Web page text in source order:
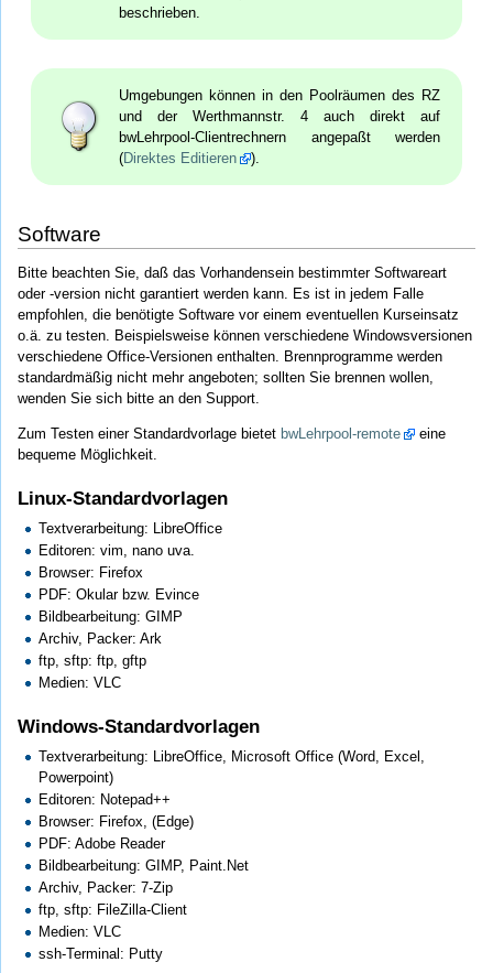
beschrieben.
Umgebungen können in den Poolräumen des RZ
und der Werthmannstr. 4 auch direkt auf
bwLehrpool-Clientrechnern angepaßt werden
(Direktes Editieren ).
Software
Bitte beachten Sie, daß das Vorhandensein bestimmter Softwareart
oder -version nicht garantiert werden kann. Es ist in jedem Falle
empfohlen, die benötigte Software vor einem eventuellen Kurseinsatz
o.ä. zu testen. Beispielsweise können verschiedene Windowsversionen
verschiedene Office-Versionen enthalten. Brennprogramme werden
standardmäßig nicht mehr angeboten; sollten Sie brennen wollen,
wenden Sie sich bitte an den Support.
Zum Testen einer Standardvorlage bietet bwLehrpool-remote
eine
bequeme Möglichkeit.
Linux-Standardvorlagen
Textverarbeitung: LibreOffice
Editoren: vim, nano uva.
Browser: Firefox
PDF: Okular bzw. Evince
Bildbearbeitung: GIMP
Archiv, Packer: Ark
ftp, sftp: ftp, gftp
Medien: VLC
Windows-Standardvorlagen
Textverarbeitung: LibreOffice, Microsoft Office (Word, Excel,
Powerpoint)
Editoren: Notepad++
Browser: Firefox, (Edge)
PDF: Adobe Reader
Bildbearbeitung: GIMP, Paint.Net
Archiv, Packer: 7-Zip
ftp, sftp: FileZilla-Client
Medien: VLC
ssh-Terminal: Putty